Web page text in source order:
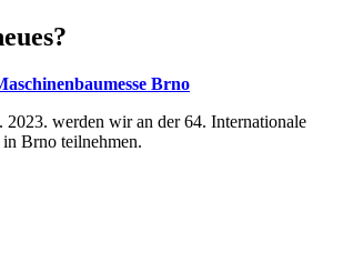
Brno
2023. werden wir an der 64. Internationale
in Brno teilnehmen.